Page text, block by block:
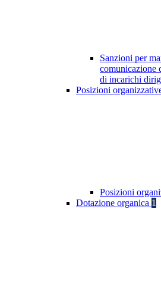
Sanzioni per
comunicazione
di incarichi
Posizioni
Posizioni
Dotazione organica 1